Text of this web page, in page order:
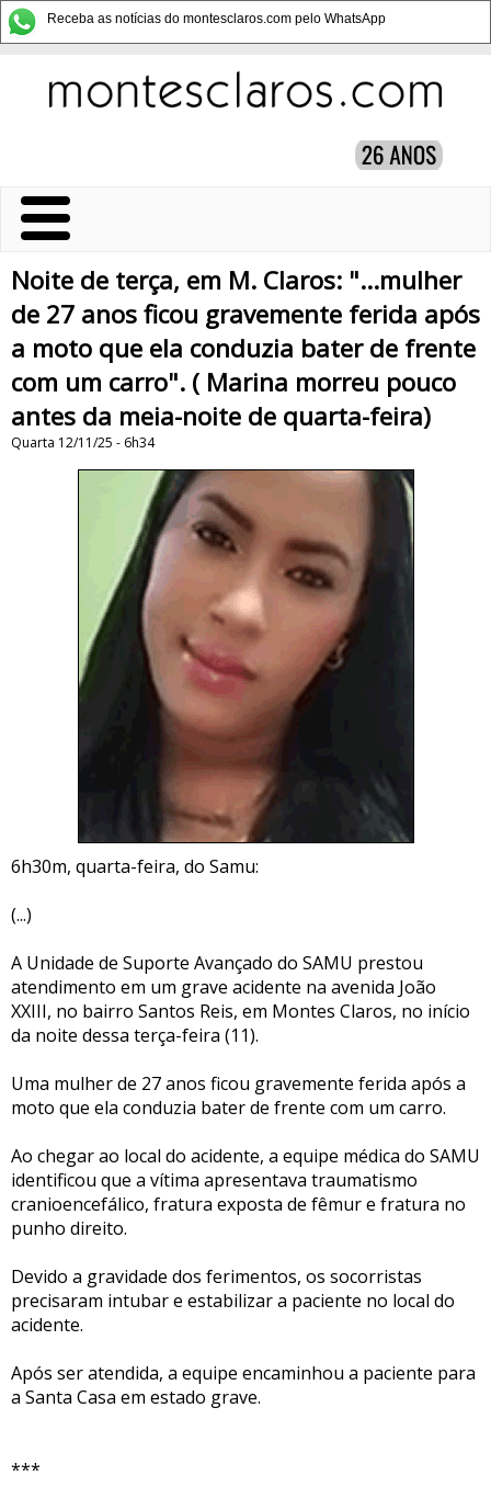
Receba as notícias do montesclaros.com pelo WhatsApp
Noite de terça, em M. Claros: "...mulher
de 27 anos ficou gravemente ferida após
a moto que ela conduzia bater de frente
com um carro". ( Marina morreu pouco
antes da meia-noite de quarta-feira)
Quarta 12/11/25 - 6h34
6h30m, quarta-feira, do Samu:
(...)
A Unidade de Suporte Avançado do SAMU prestou
atendimento em um grave acidente na avenida João
XXIII, no bairro Santos Reis, em Montes Claros, no início
da noite dessa terça-feira (11).
Uma mulher de 27 anos ficou gravemente ferida após a
moto que ela conduzia bater de frente com um carro.
Ao chegar ao local do acidente, a equipe médica do SAMU
identificou que a vítima apresentava traumatismo
cranioencefálico, fratura exposta de fêmur e fratura no
punho direito.
Devido a gravidade dos ferimentos, os socorristas
precisaram intubar e estabilizar a paciente no local do
acidente.
Após ser atendida, a equipe encaminhou a paciente para
a Santa Casa em estado grave.
***